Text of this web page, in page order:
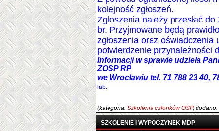
kolejność zgłoszeń.
Zgłoszenia należy przesłać
br. Przyjmowane będą
zgłoszenia oraz
potwierdzenie przynależności
Informacji w sprawie udziela
ZOSP RP
we Wrocławiu tel. 71 788 23 40,
łab.
(kategoria: Szkolenia członków OSP,
SZKOLENIE I WYPOCZYNEK MDP